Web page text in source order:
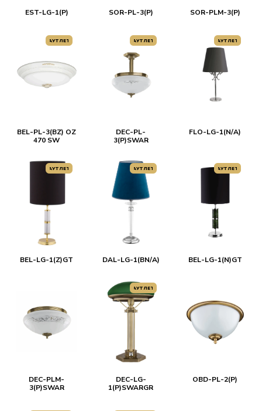
EST-LG-1(P) SOR-PL-3(P) SOR-PLM-3(P)
АУТЛЕТ
BEL-PL-3(BZ) OZ
470 SW
АУТЛЕТ
DEC-PL-
3(P)SWAR
АУТЛЕТ
FLO-LG-1(N/А)
АУТЛЕТ
BEL-LG-1(Z)GT
АУТЛЕТ
DAL-LG-1(ВN/A)
АУТЛЕТ
BEL-LG-1(N)GT
DEC-PLM-
3(P)SWAR
АУТЛЕТ
DEC-LG-
1(P)SWARGR
OBD-PL-2(P)